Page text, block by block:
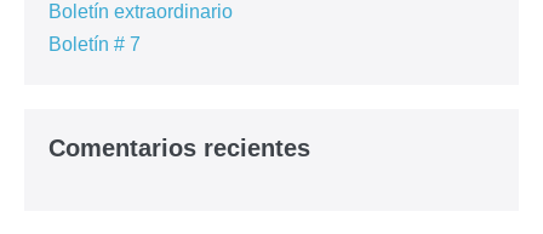
Boletín extraordinario
Boletín # 7
Comentarios recientes